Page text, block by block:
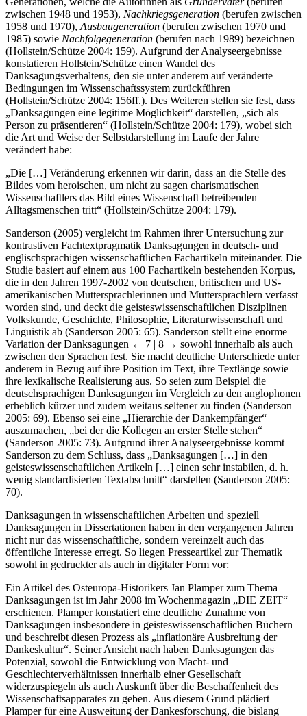
zwischen 1948 und 1953), Nachkriegsgeneration (berufen zwischen
1958 und 1970), Ausbaugeneration (berufen zwischen 1970 und
1985) sowie Nachfolgegeneration (berufen nach 1989) bezeichnen
(Hollstein/Schütze 2004: 159). Aufgrund der Analyseergebnisse
konstatieren Hollstein/Schütze einen Wandel des
Danksagungsverhaltens, den sie unter anderem auf veränderte
Bedingungen im Wissenschaftssystem zurückführen
(Hollstein/Schütze 2004: 156ff.). Des Weiteren stellen sie fest, dass
„Danksagungen eine legitime Möglichkeit“ darstellen, „sich als
Person zu präsentieren“ (Hollstein/Schütze 2004: 179), wobei sich
die Art und Weise der Selbstdarstellung im Laufe der Jahre
verändert habe:
„Die […] Veränderung erkennen wir darin, dass an die Stelle des
Bildes vom heroischen, um nicht zu sagen charismatischen
Wissenschaftlers das Bild eines Wissenschaft betreibenden
Alltagsmenschen tritt“ (Hollstein/Schütze 2004: 179).
Sanderson (2005) vergleicht im Rahmen ihrer Untersuchung zur
kontrastiven Fachtextpragmatik Danksagungen in deutsch- und
englischsprachigen wissenschaftlichen Fachartikeln miteinander. Die
Studie basiert auf einem aus 100 Fachartikeln bestehenden Korpus,
die in den Jahren 1997-2002 von deutschen, britischen und US-
amerikanischen Muttersprachlerinnen und Muttersprachlern verfasst
worden sind, und deckt die geisteswissenschaftlichen Disziplinen
Volkskunde, Geschichte, Philosophie, Literaturwissenschaft und
Linguistik ab (Sanderson 2005: 65). Sanderson stellt eine enorme
Variation der Danksagungen ← 7 | 8 → sowohl innerhalb als auch
zwischen den Sprachen fest. Sie macht deutliche Unterschiede unter
anderem in Bezug auf ihre Position im Text, ihre Textlänge sowie
ihre lexikalische Realisierung aus. So seien zum Beispiel die
deutschsprachigen Danksagungen im Vergleich zu den anglophonen
erheblich kürzer und zudem weitaus seltener zu finden (Sanderson
2005: 69). Ebenso sei eine „Hierarchie der Dankempfänger“
auszumachen, „bei der die Kollegen an erster Stelle stehen“
(Sanderson 2005: 73). Aufgrund ihrer Analyseergebnisse kommt
Sanderson zu dem Schluss, dass „Danksagungen […] in den
geisteswissenschaftlichen Artikeln […] einen sehr instabilen, d. h.
wenig standardisierten Textabschnitt“ darstellen (Sanderson 2005:
70).
Danksagungen in wissenschaftlichen Arbeiten und speziell
Danksagungen in Dissertationen haben in den vergangenen Jahren
nicht nur das wissenschaftliche, sondern vereinzelt auch das
öffentliche Interesse erregt. So liegen Presseartikel zur Thematik
sowohl in gedruckter als auch in digitaler Form vor:
Ein Artikel des Osteuropa-Historikers Jan Plamper zum Thema
Danksagungen ist im Jahr 2008 im Wochenmagazin „DIE ZEIT“
erschienen. Plamper konstatiert eine deutliche Zunahme von
Danksagungen insbesondere in geisteswissenschaftlichen Büchern
und beschreibt diesen Prozess als „inflationäre Ausbreitung der
Dankeskultur“. Seiner Ansicht nach haben Danksagungen das
Potenzial, sowohl die Entwicklung von Macht- und
Geschlechterverhältnissen innerhalb einer Gesellschaft
widerzuspiegeln als auch Auskunft über die Beschaffenheit des
Wissenschaftsapparates zu geben. Aus diesem Grund plädiert
Plamper für eine Ausweitung der Dankesforschung, die bislang